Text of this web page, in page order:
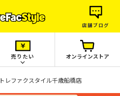
店舗ブログ
売りたい オンラインストア
トレファクスタイル千歳船橋店